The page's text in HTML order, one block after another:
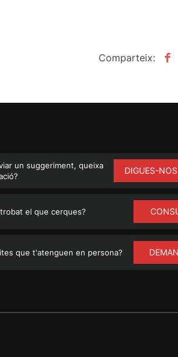
Comparteix:
un suggeriment, queixa
DIGUES-
el que cerques?
que t'atenguen en persona?